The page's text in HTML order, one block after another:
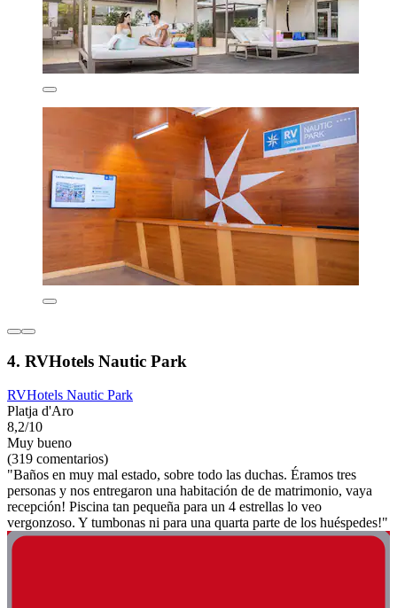
4. RVHotels Nautic Park
RVHotels Nautic Park
Platja d'Aro
8,2/10
Muy bueno
(319 comentarios)
"Baños en muy mal estado, sobre todo las duchas. Éramos tres
personas y nos entregaron una habitación de de matrimonio, vaya
recepción! Piscina tan pequeña para un 4 estrellas lo veo
vergonzoso. Y tumbonas ni para una quarta parte de los huéspedes!"